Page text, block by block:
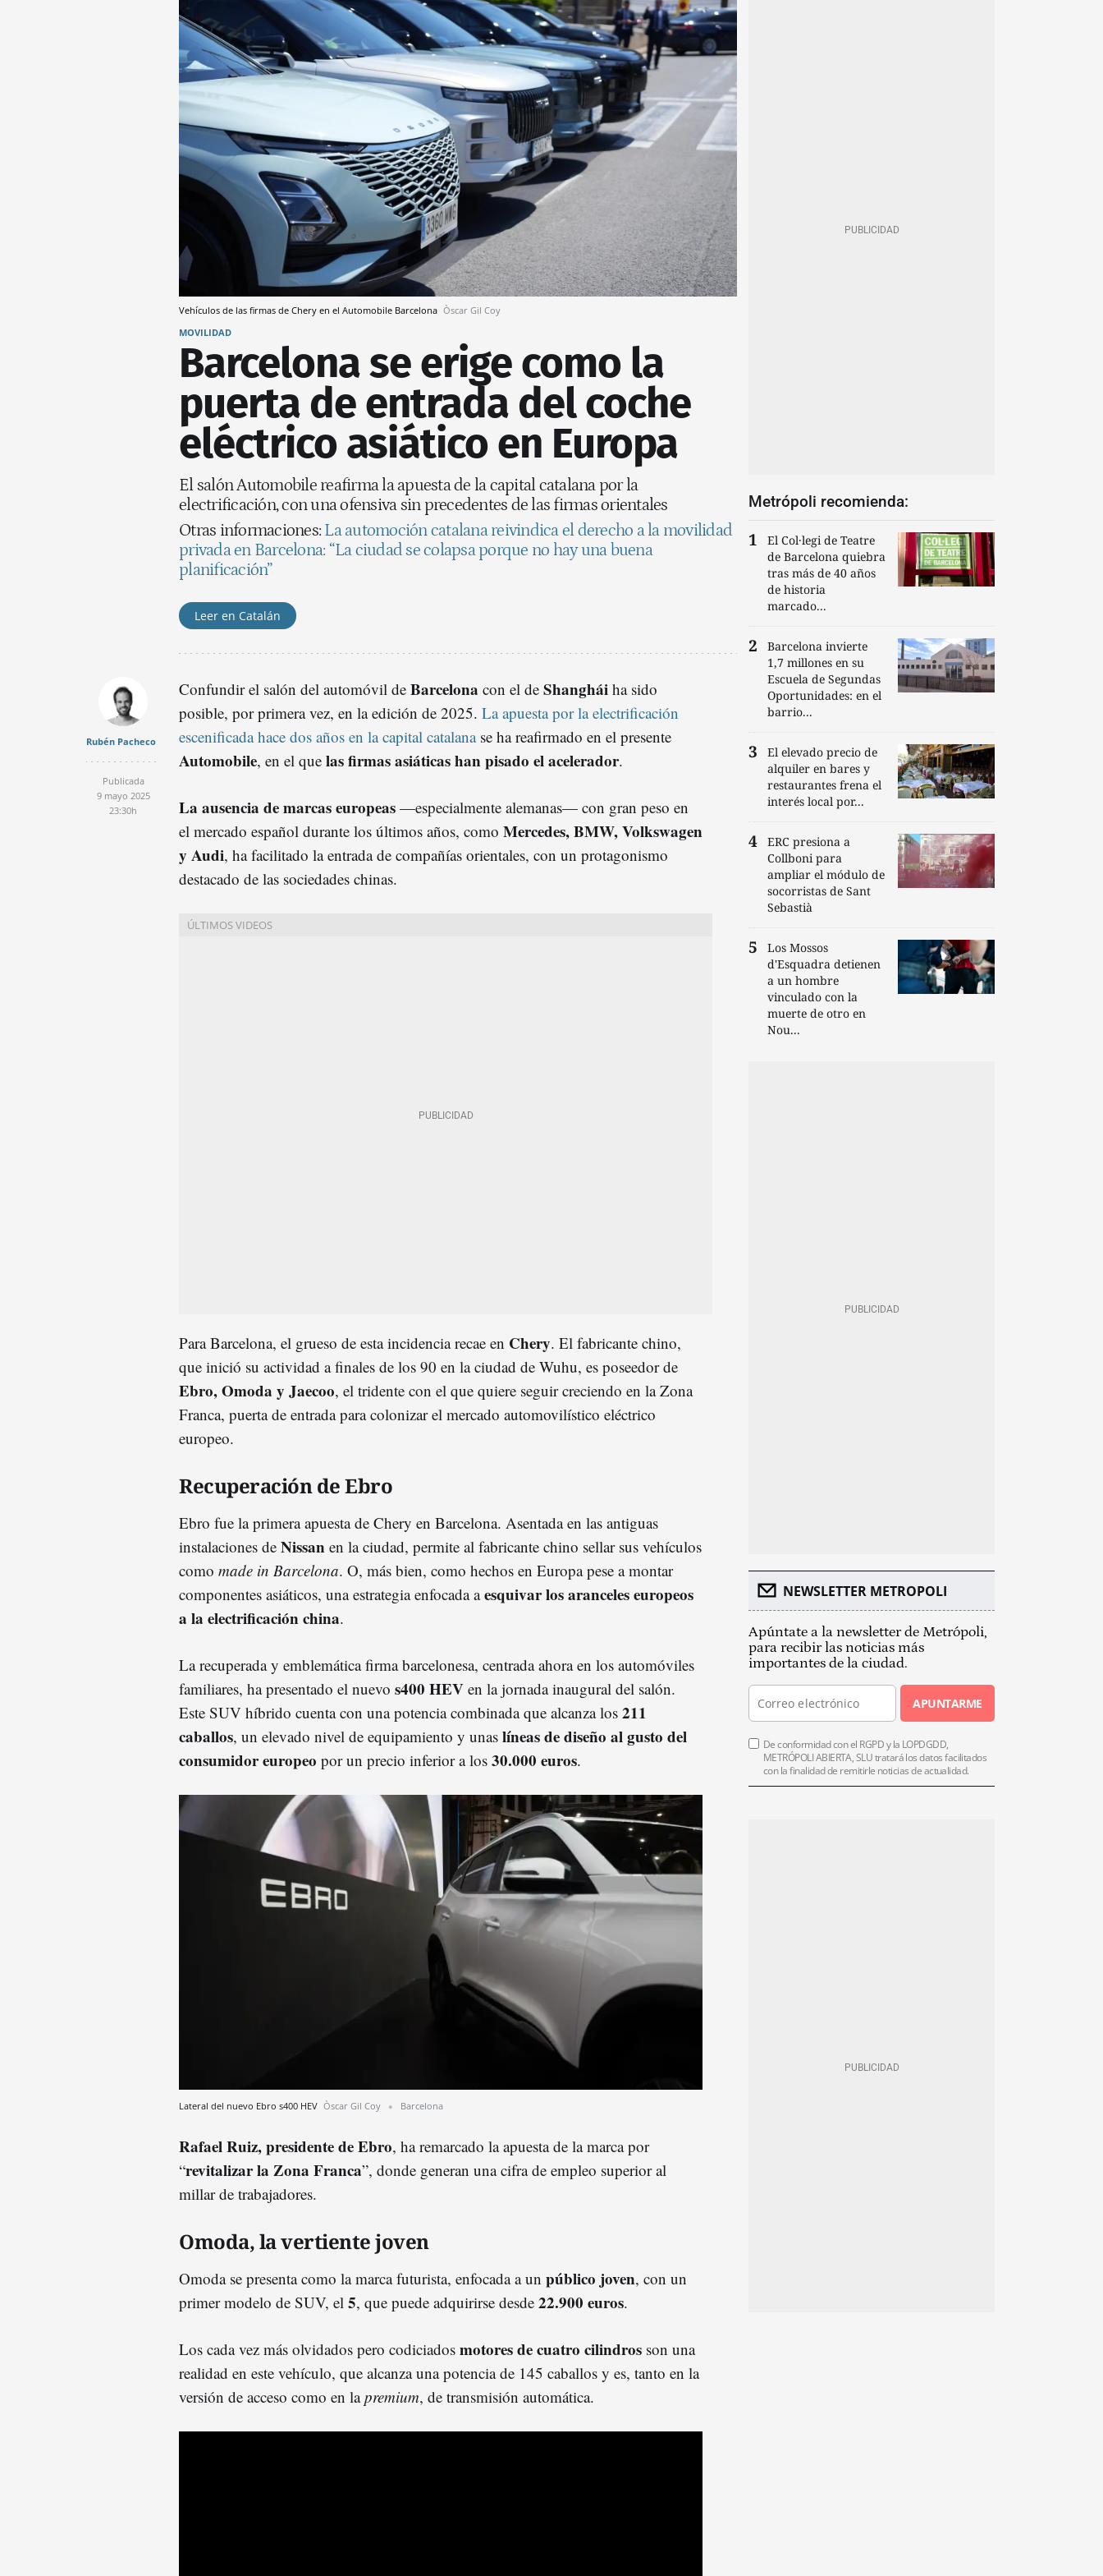
Vehículos de las firmas de Chery en el Automobile Barcelona Òscar Gil Coy
MOVILIDAD
Barcelona se erige como la
puerta de entrada del coche
eléctrico asiático en Europa
El salón Automobile reafirma la apuesta de la capital catalana por la
electrificación, con una ofensiva sin precedentes de las firmas orientales
Otras informaciones: La automoción catalana reivindica el derecho a la movilidad
privada en Barcelona: “La ciudad se colapsa porque no hay una buena
planificación”
Leer en Catalán
Rubén Pacheco
Publicada
9 mayo 2025
23:30h
Confundir el salón del automóvil de Barcelona con el de Shanghái ha sido
posible, por primera vez, en la edición de 2025. La apuesta por la electrificación
escenificada hace dos años en la capital catalanase ha reafirmado en el presente
Automobile, en el que las firmas asiáticas han pisado el acelerador.
La ausencia de marcas europeas —especialmente alemanas— con gran peso en
el mercado español durante los últimos años, como Mercedes, BMW, Volkswagen
y Audi, ha facilitado la entrada de compañías orientales, con un protagonismo
destacado de las sociedades chinas.
Para Barcelona, el grueso de esta incidencia recae en Chery. El fabricante chino,
que inició su actividad a finales de los 90 en la ciudad de Wuhu, es poseedor de
Ebro, Omoda y Jaecoo, el tridente con el que quiere seguir creciendo en la Zona
Franca, puerta de entrada para colonizar el mercado automovilístico eléctrico
europeo.
Recuperación de Ebro
Ebro fue la primera apuesta de Chery en Barcelona. Asentada en las antiguas
instalaciones de Nissan en la ciudad, permite al fabricante chino sellar sus vehículos
como made in Barcelona. O, más bien, como hechos en Europa pese a montar
componentes asiáticos, una estrategia enfocada aesquivar los aranceles europeos
a la electrificación china.
La recuperada y emblemática firma barcelonesa, centrada ahora en los automóviles
familiares, ha presentado el nuevo s400 HEV en la jornada inaugural del salón.
Este SUV híbrido cuenta con una potencia combinada que alcanza los 211
caballos, un elevado nivel de equipamiento y unas líneas de diseño al gusto del
consumidor europeo por un precio inferior a los 30.000 euros.
Lateral del nuevo Ebro s400 HEV Òscar Gil Coy Barcelona
Rafael Ruiz, presidente de Ebro, ha remarcado la apuesta de la marca por
“revitalizar la Zona Franca”, donde generan una cifra de empleo superior al
millar de trabajadores.
Omoda, la vertiente joven
Omoda se presenta como la marca futurista, enfocada a un público joven, con un
primer modelo de SUV, el 5, que puede adquirirse desde 22.900 euros.
Los cada vez más olvidados pero codiciados motores de cuatro cilindros son una
realidad en este vehículo, que alcanza una potencia de 145 caballos y es, tanto en la
versión de acceso como en lapremium, de transmisión automática.
Metrópoli recomienda:
El Col·legi de Teatre
de Barcelona quiebra
tras más de 40 años
de historia
marcado...
Barcelona invierte
1,7 millones en su
Escuela de Segundas
Oportunidades: en el
barrio...
El elevado precio de
alquiler en bares y
restaurantes frena el
interés local por...
ERC presiona a
Collboni para
ampliar el módulo de
socorristas de Sant
Sebastià
Los Mossos
d'Esquadra detienen
a un hombre
vinculado con la
muerte de otro en
Nou...
NEWSLETTER METROPOLI
Apúntate a la newsletter de Metrópoli,
para recibir las noticias más
importantes de la ciudad.
APUNTARME
De conformidad con el RGPD y la LOPDGDD,
METRÓPOLI ABIERTA, SLU tratará los datos facilitados
con la finalidad de remitirle noticias de actualidad.